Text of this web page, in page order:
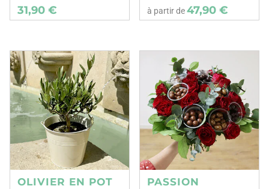
31,90 € à partir de47,90 €
OLIVIER EN POT
PASSION